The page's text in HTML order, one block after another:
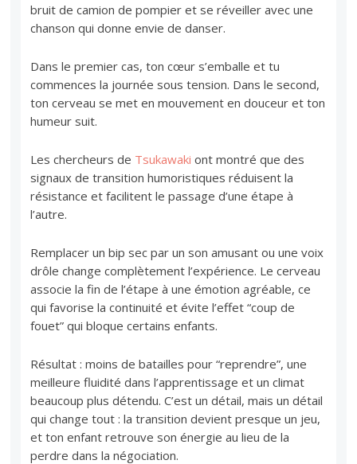
bruit de camion de pompier et se réveiller avec une
chanson qui donne envie de danser.
Dans le premier cas, ton cœur s’emballe et tu
commences la journée sous tension. Dans le second,
ton cerveau se met en mouvement en douceur et ton
humeur suit.
Les chercheurs de Tsukawakiont montré que des
signaux de transition humoristiques réduisent la
résistance et facilitent le passage d’une étape à
l’autre.
Remplacer un bip sec par un son amusant ou une voix
drôle change complètement l’expérience. Le cerveau
associe la fin de l’étape à une émotion agréable, ce
qui favorise la continuité et évite l’effet “coup de
fouet” qui bloque certains enfants.
Résultat : moins de batailles pour “reprendre”, une
meilleure fluidité dans l’apprentissage et un climat
beaucoup plus détendu. C’est un détail, mais un détail
qui change tout : la transition devient presque un jeu,
et ton enfant retrouve son énergie au lieu de la
perdre dans la négociation.